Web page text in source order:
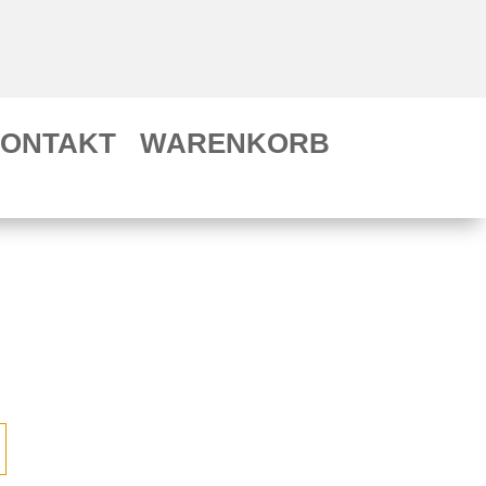
WARENKORB